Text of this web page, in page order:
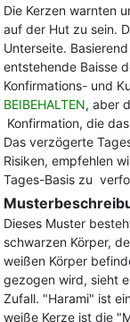
Die Kerzen warnten
auf der Hut zu sein.
Unterseite.
entstehende Baisse
Konfirmations- und
BEIBEHALTEN, aber
Konfirmation, die
Das verzögerte
Risiken, empfehlen
Tages-Basis zu
Dieses Muster
schwarzen Körper,
weißen Körper
gezogen wird, sieht
Zufall. "Harami" ist
weiße Kerze ist die